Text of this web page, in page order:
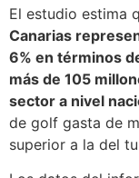
El estudio estima
Canarias
6% en términos
más de 105
sector a nivel
de golf gasta de
superior a la del